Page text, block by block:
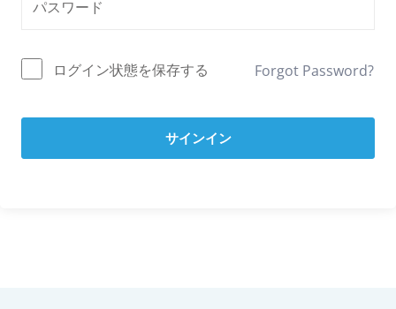
ログイン状態を保存する Forgot Password?
サインイン